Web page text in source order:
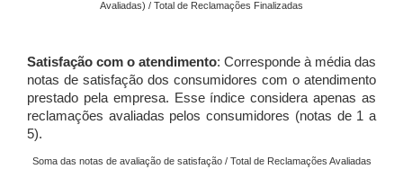
Avaliadas) / Total de Reclamações Finalizadas
Satisfação com o atendimento: Corresponde à média das
notas de satisfação dos consumidores com o atendimento
prestado pela empresa. Esse índice considera apenas as
reclamações avaliadas pelos consumidores (notas de 1 a
5).
Soma das notas de avaliação de satisfação / Total de Reclamações Avaliadas